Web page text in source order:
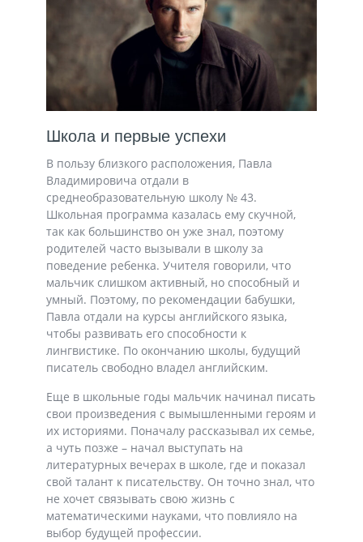
Школа и первые успехи
В пользу близкого расположения, Павла
Владимировича отдали в
среднеобразовательную школу № 43.
Школьная программа казалась ему скучной,
так как большинство он уже знал, поэтому
родителей часто вызывали в школу за
поведение ребенка. Учителя говорили, что
мальчик слишком активный, но способный и
умный. Поэтому, по рекомендации бабушки,
Павла отдали на курсы английского языка,
чтобы развивать его способности к
лингвистике. По окончанию школы, будущий
писатель свободно владел английским.
Еще в школьные годы мальчик начинал писать
свои произведения с вымышленными героям и
их историями. Поначалу рассказывал их семье,
а чуть позже – начал выступать на
литературных вечерах в школе, где и показал
свой талант к писательству. Он точно знал, что
не хочет связывать свою жизнь с
математическими науками, что повлияло на
выбор будущей профессии.